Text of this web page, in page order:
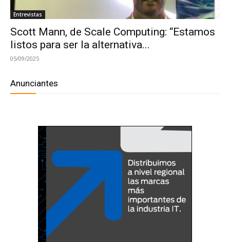
Entrevistas
Scott Mann, de Scale Computing: “Estamos
listos para ser la alternativa...
05/09/2025
Anunciantes